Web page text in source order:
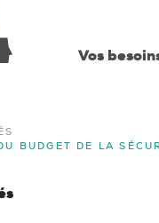
Vos
BUDGET DE LA